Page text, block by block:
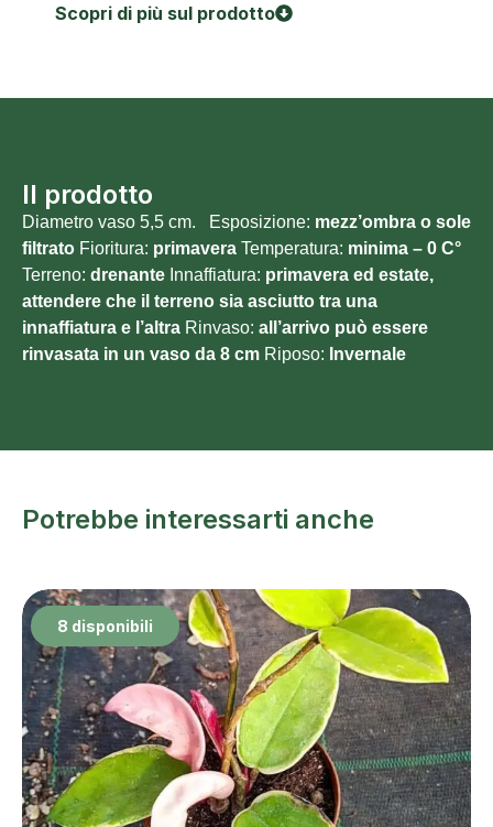
Scopri di più sul prodotto
Il prodotto
Diametro vaso 5,5 cm. Esposizione: mezz’ombra o sole
filtrato Fioritura: primavera Temperatura: minima – 0 C°
Terreno: drenante Innaffiatura: primavera ed estate,
attendere che il terreno sia asciutto tra una
innaffiatura e l’altra Rinvaso: all’arrivo può essere
rinvasata in un vaso da 8 cm Riposo: Invernale
Potrebbe interessarti anche
8 disponibili